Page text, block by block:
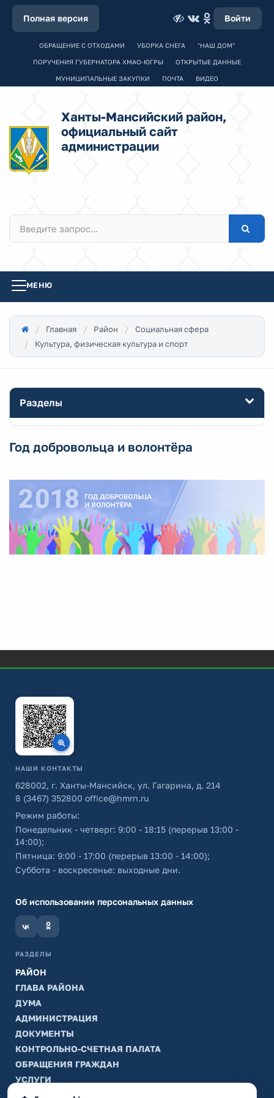
Полная версия Войти
ОБРАЩЕНИЕ С ОТХОДАМИ УБОРКА СНЕГА "НАШ ДОМ"
ПОРУЧЕНИЯ ГУБЕРНАТОРА ХМАО-ЮГРЫ ОТКРЫТЫЕ ДАННЫЕ
МУНИЦИПАЛЬНЫЕ ЗАКУПКИ ПОЧТА ВИДЕО
Ханты-Мансийский район,
официальный сайт
администрации
МЕНЮ
Главная Район
Социальная сфера
Культура, физическая культура и спорт
Разделы
Год добровольца и волонтёра
НАШИ КОНТАКТЫ
628002, г. Ханты-Мансийск, ул. Гагарина, д. 214
8 (3467) 352800 office@hmrn.ru
Режим работы:
Понедельник - четверг: 9:00 - 18:15 (перерыв 13:00 -
14:00);
Пятница: 9:00 - 17:00 (перерыв 13:00 - 14:00);
Суббота - воскресенье: выходные дни.
Об использовании персональных данных
РАЗДЕЛЫ
РАЙОН
ГЛАВА РАЙОНА
ДУМА
АДМИНИСТРАЦИЯ
ДОКУМЕНТЫ
КОНТРОЛЬНО-СЧЕТНАЯ ПАЛАТА
ОБРАЩЕНИЯ ГРАЖДАН
УСЛУГИ
ТИК